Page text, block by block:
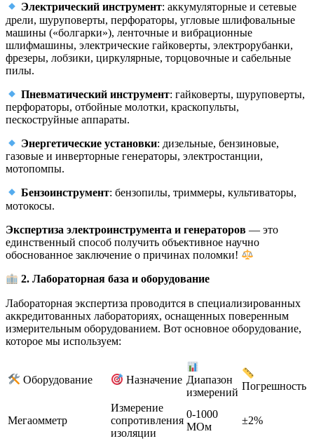
Электрический инструмент: аккумуляторные и сетевые
дрели, шуруповерты, перфораторы, угловые шлифовальные
машины («болгарки»), ленточные и вибрационные
шлифмашины, электрические гайковерты, электрорубанки,
фрезеры, лобзики, циркулярные, торцовочные и сабельные
пилы.
Пневматический инструмент: гайковерты, шуруповерты,
перфораторы, отбойные молотки, краскопульты,
пескоструйные аппараты.
Энергетические установки: дизельные, бензиновые,
газовые и инверторные генераторы, электростанции,
мотопомпы.
Бензоинструмент: бензопилы, триммеры, культиваторы,
мотокосы.
Экспертиза электроинструмента и генераторов — это
единственный способ получить объективное научно
обоснованное заключение о причинах поломки!
2. Лабораторная база и оборудование
Лабораторная экспертиза проводится в специализированных
аккредитованных лабораториях, оснащенных поверенным
измерительным оборудованием. Вот основное оборудование,
которое мы используем:
Оборудование Назначение Диапазон
измерений
Погрешность
Мегаомметр
Измерение
сопротивления
изоляции
0-1000
МОм
±2%